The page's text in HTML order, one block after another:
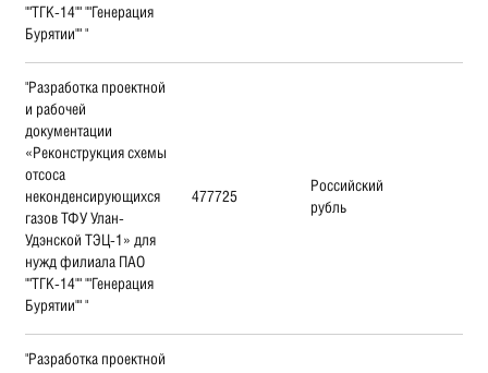
""ТГК-14"" ""Генерация
Бурятии"" "
"Разработка проектной
и рабочей
документации
«Реконструкция схемы
отсоса
неконденсирующихся
газов ТФУ Улан-
Удэнской ТЭЦ-1» для
нужд филиала ПАО
""ТГК-14"" ""Генерация
Бурятии"" "
477725
Российский
рубль
"Разработка проектной